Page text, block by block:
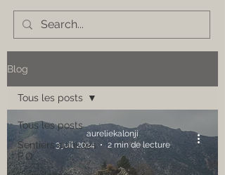
Blog
Tous les posts
Sentiers dans les
P.O.
Tous les posts
aureliekalonji
3 juil. 2024
2 min de lecture